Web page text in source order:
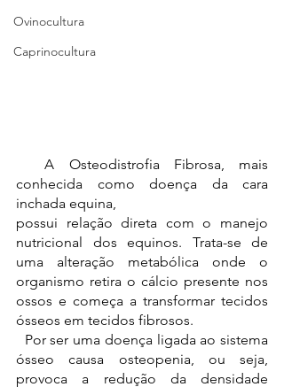
Ovinocultura
Caprinocultura
  A Osteodistrofia Fibrosa, mais
conhecida como doença da cara
inchada equina,
possui relação direta com o manejo
nutricional dos equinos. Trata-se de
uma alteração metabólica onde o
organismo retira o cálcio presente nos
ossos e começa a transformar tecidos
ósseos em tecidos fibrosos.
ósseo causa osteopenia, ou seja,
provoca a redução da densidade